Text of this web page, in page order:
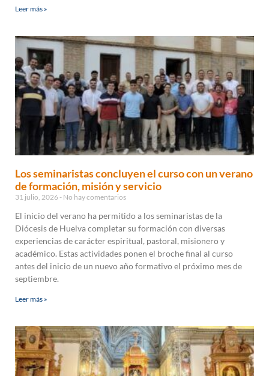
Leer más »
Los seminaristas concluyen el curso con un verano
de formación, misión y servicio
31 julio, 2026 No hay comentarios
El inicio del verano ha permitido a los seminaristas de la
Diócesis de Huelva completar su formación con diversas
experiencias de carácter espiritual, pastoral, misionero y
académico. Estas actividades ponen el broche final al curso
antes del inicio de un nuevo año formativo el próximo mes de
septiembre.
Leer más »